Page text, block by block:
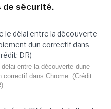
de sécurité.
entre la découverte dune
correctif dans Chrome. (Crédit: